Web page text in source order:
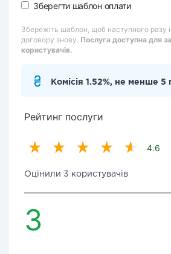
Зберегти шаблон оплати
Збережіть шаблон, щоб наступного разу
договору знову. Послуга доступна для
користувачів.
Комісія 1.52%, не менше 5
Рейтинг послуги
4.6
Оцінили 3 користувачів
3